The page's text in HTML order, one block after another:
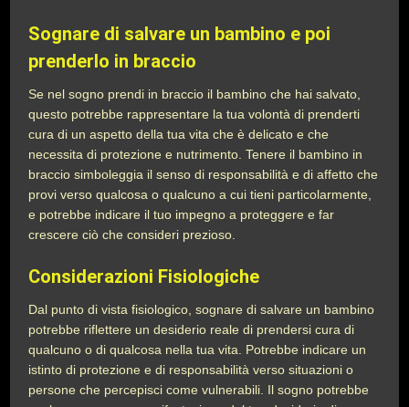
Sognare di salvare un bambino e poi
prenderlo in braccio
Se nel sogno prendi in braccio il bambino che hai salvato,
questo potrebbe rappresentare la tua volontà di prenderti
cura di un aspetto della tua vita che è delicato e che
necessita di protezione e nutrimento. Tenere il bambino in
braccio simboleggia il senso di responsabilità e di affetto che
provi verso qualcosa o qualcuno a cui tieni particolarmente,
e potrebbe indicare il tuo impegno a proteggere e far
crescere ciò che consideri prezioso.
Considerazioni Fisiologiche
Dal punto di vista fisiologico, sognare di salvare un bambino
potrebbe riflettere un desiderio reale di prendersi cura di
qualcuno o di qualcosa nella tua vita. Potrebbe indicare un
istinto di protezione e di responsabilità verso situazioni o
persone che percepisci come vulnerabili. Il sogno potrebbe